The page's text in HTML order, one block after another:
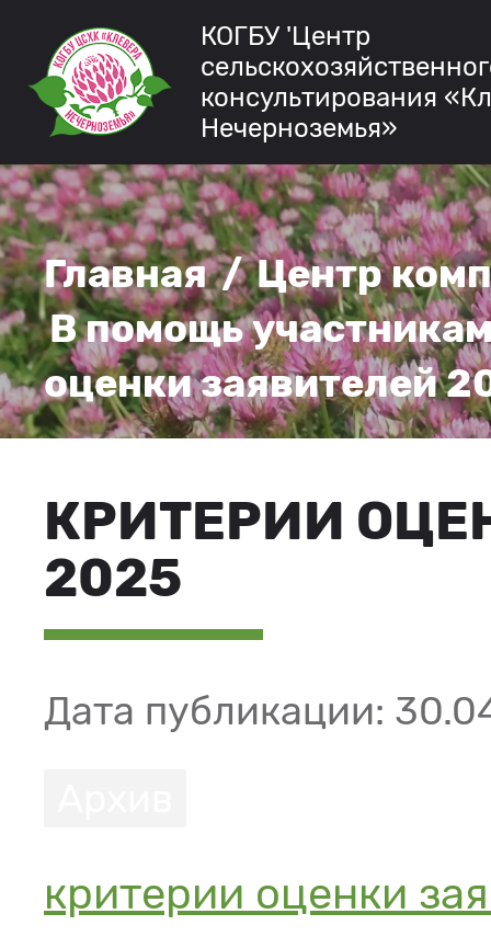
КОГБУ 'Центр
консультирования
Нечерноземья»
Главная/Центр
В помощь
оценки заявителей
КРИТЕРИИ
2025
Дата публикации:
критерии оценки